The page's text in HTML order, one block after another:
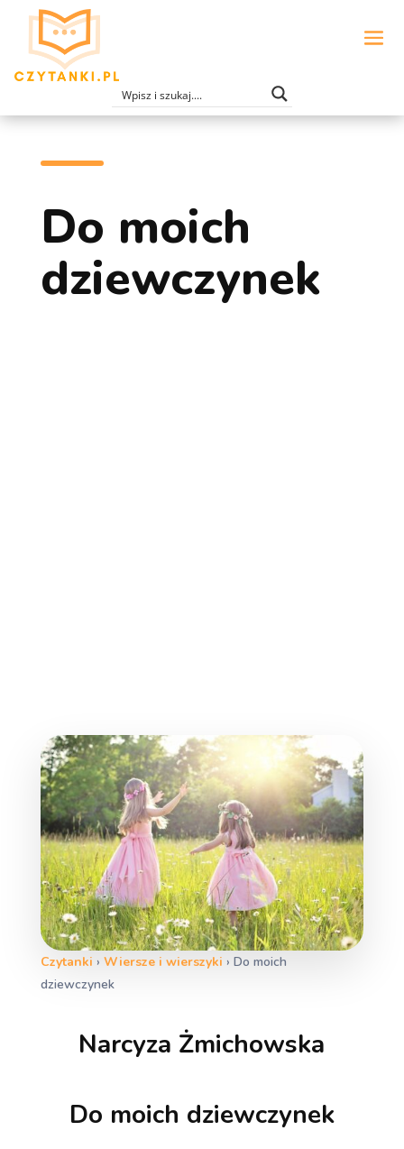
Do moich
dziewczynek
Czytanki › Wiersze i wierszyki › Do moich
dziewczynek
Narcyza Żmichowska
Do moich dziewczynek